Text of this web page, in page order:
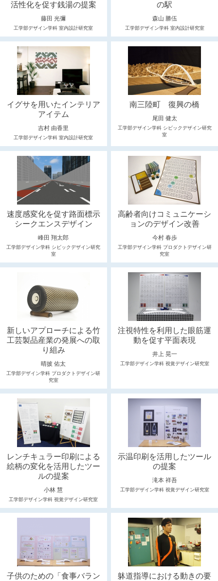
活性化を促す銭湯の提案
藤田 光彌
工学部デザイン学科 室内設計研究室
の駅
森山 勝伍
工学部デザイン学科 室内設計研究室
イグサを用いたインテリア
アイテム
吉村 由香里
工学部デザイン学科 室内設計研究室
南三陸町 復興の橋
尾田 健太
工学部デザイン学科 シビックデザイン研究
室
速度感変化を促す路面標示
シークエンスデザイン
峰田 翔太郎
工学部デザイン学科 シビックデザイン研究
室
高齢者向けコミュニケーシ
ョンのデザイン改善
今村 春歩
工学部デザイン学科 プロダクトデザイン研
究室
新しいアプローチによる竹
工芸製品産業の発展への取
り組み
晴披 佑太
工学部デザイン学科 プロダクトデザイン研
究室
注視特性を利用した眼筋運
動を促す平面表現
井上 晃一
工学部デザイン学科 視覚デザイン研究室
レンチキュラー印刷による
絵柄の変化を活用したツー
ルの提案
小林 慧
工学部デザイン学科 視覚デザイン研究室
示温印刷を活用したツール
の提案
滝本 祥吾
工学部デザイン学科 視覚デザイン研究室
子供のための「食事バラン
躰道指導における動きの要